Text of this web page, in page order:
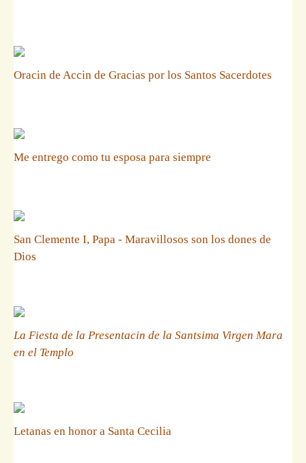
Oracin de Accin de Gracias por los Santos Sacerdotes
Me entrego como tu esposa para siempre
San Clemente I, Papa - Maravillosos son los dones de
Dios
La Fiesta de la Presentacin de la Santsima Virgen Mara
en el Templo
Letanas en honor a Santa Cecilia